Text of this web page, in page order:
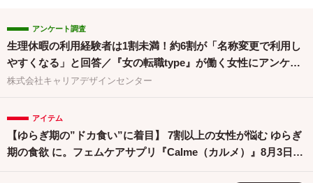
アンケート調査
生理休暇の利用経験者は1割未満！約6割が「名称変更で利用し
やすくなる」と回答／『女の転職type』が働く女性にアンケー
ト【第134回】
株式会社キャリアデザインセンター
アイテム
【ゆらぎ期の”ドカ食い”に着目】 7割以上の女性が悩む ゆらぎ
期の食欲 に。フェムケアサプリ『Calme（カルメ）』8月3日新